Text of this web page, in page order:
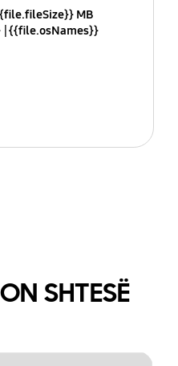
MB
{{file.osNames}}
SHTESË